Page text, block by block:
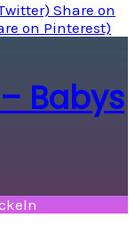
Share on
on Pinterest)
Babys